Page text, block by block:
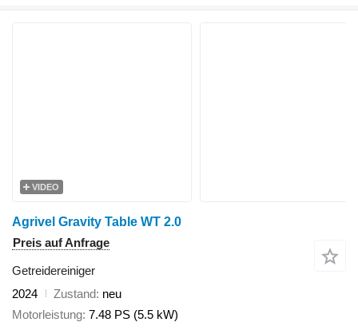
VIDEO
Agrivel Gravity Table WT 2.0
Preis auf Anfrage
Getreidereiniger
2024
Zustand neu
Motorleistung 7.48 PS (5.5 kW)